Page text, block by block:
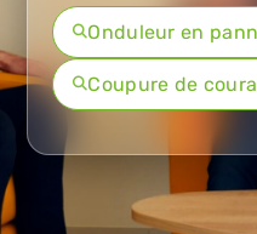
Onduleur en
Coupure de